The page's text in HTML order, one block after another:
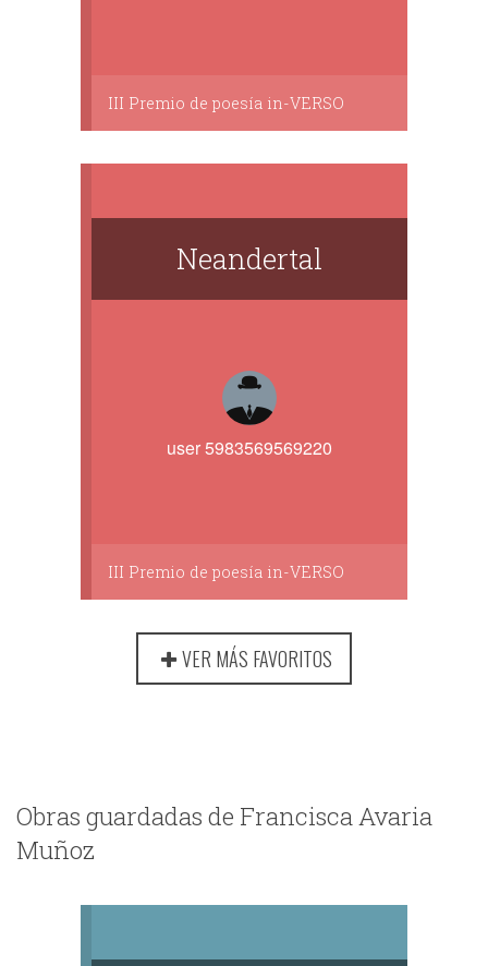
III Premio de poesía in-VERSO
Neandertal
user 5983569569220
III Premio de poesía in-VERSO
VER MÁS FAVORITOS
Obras guardadas de Francisca Avaria
Muñoz